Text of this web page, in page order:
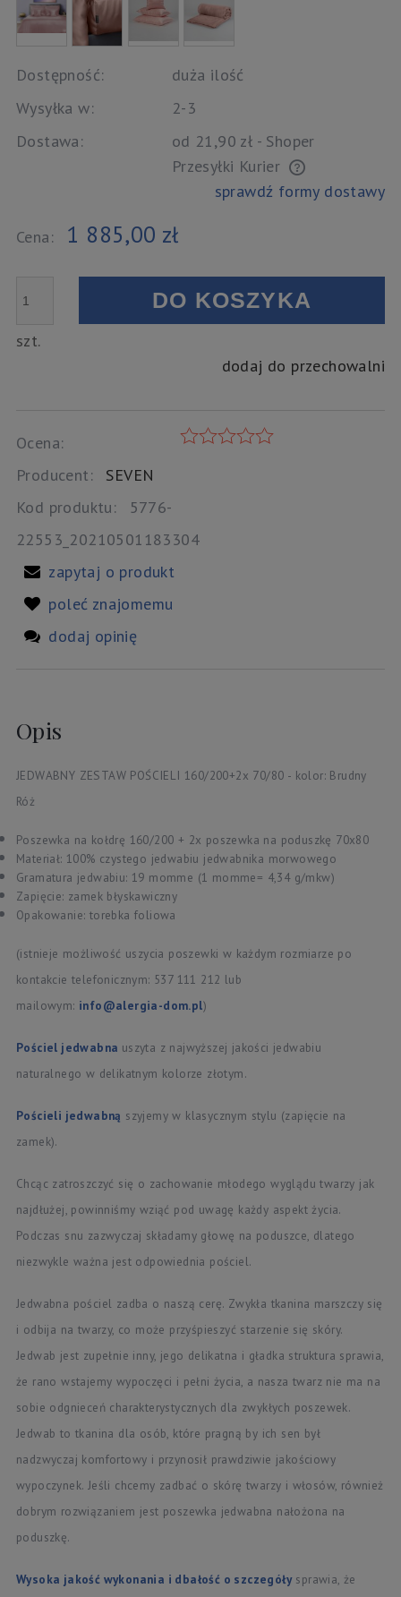
Dostępność:
duża ilość
Wysyłka w:
2-3
Dostawa:
od 21,90 zł - Shoper
Przesyłki Kurier
Cena nie zawiera ewentualnych kosztów płatności
sprawdź formy dostawy
Cena: 1 885,00 zł
szt.
DO KOSZYKA
dodaj do przechowalni
Ocena:
Producent:
SEVEN
Kod produktu:
5776-
22553_20210501183304
zapytaj o produkt
poleć znajomemu
dodaj opinię
Opis
JEDWABNY ZESTAW POŚCIELI 160/200+2x 70/80 - kolor: Brudny
Róż
Poszewka na kołdrę 160/200 + 2x poszewka na poduszkę 70x80
Materiał: 100% czystego jedwabiu jedwabnika morwowego
Gramatura jedwabiu: 19 momme (1 momme= 4,34 g/mkw)
Zapięcie: zamek błyskawiczny
Opakowanie: torebka foliowa
(istnieje możliwość uszycia poszewki w każdym rozmiarze po
kontakcie telefonicznym: 537 111 212 lub
mailowym: info@alergia-dom.pl)
Pościel jedwabna uszyta z najwyższej jakości jedwabiu
naturalnego w delikatnym kolorze złotym.
Pościeli jedwabną szyjemy w klasycznym stylu (zapięcie na
zamek).
Chcąc zatroszczyć się o zachowanie młodego wyglądu twarzy jak
najdłużej, powinniśmy wziąć pod uwagę każdy aspekt życia.
Podczas snu zazwyczaj składamy głowę na poduszce, dlatego
niezwykle ważna jest odpowiednia pościel.
Jedwabna pościel zadba o naszą cerę. Zwykła tkanina marszczy się
i odbija na twarzy, co może przyśpieszyć starzenie się skóry.
Jedwab jest zupełnie inny, jego delikatna i gładka struktura sprawia,
że rano wstajemy wypoczęci i pełni życia, a nasza twarz nie ma na
sobie odgnieceń charakterystycznych dla zwykłych poszewek.
Jedwab to tkanina dla osób, które pragną by ich sen był
nadzwyczaj komfortowy i przynosił prawdziwie jakościowy
wypoczynek. Jeśli chcemy zadbać o skórę twarzy i włosów, również
dobrym rozwiązaniem jest poszewka jedwabna nałożona na
poduszkę.
Wysoka jakość wykonania i dbałość o szczegółysprawia, że